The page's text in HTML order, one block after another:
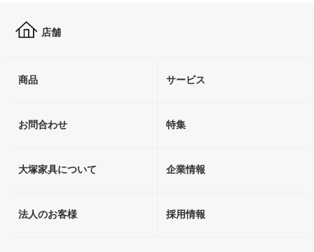
店舗
商品 サービス
お問合わせ 特集
大塚家具について 企業情報
法人のお客様 採用情報